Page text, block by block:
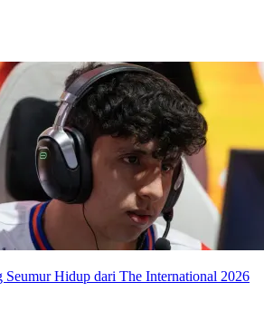
Hidup dari The International 2026